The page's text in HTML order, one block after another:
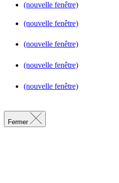
(nouvelle fenêtre)
(nouvelle fenêtre)
(nouvelle fenêtre)
(nouvelle fenêtre)
(nouvelle fenêtre)
Fermer